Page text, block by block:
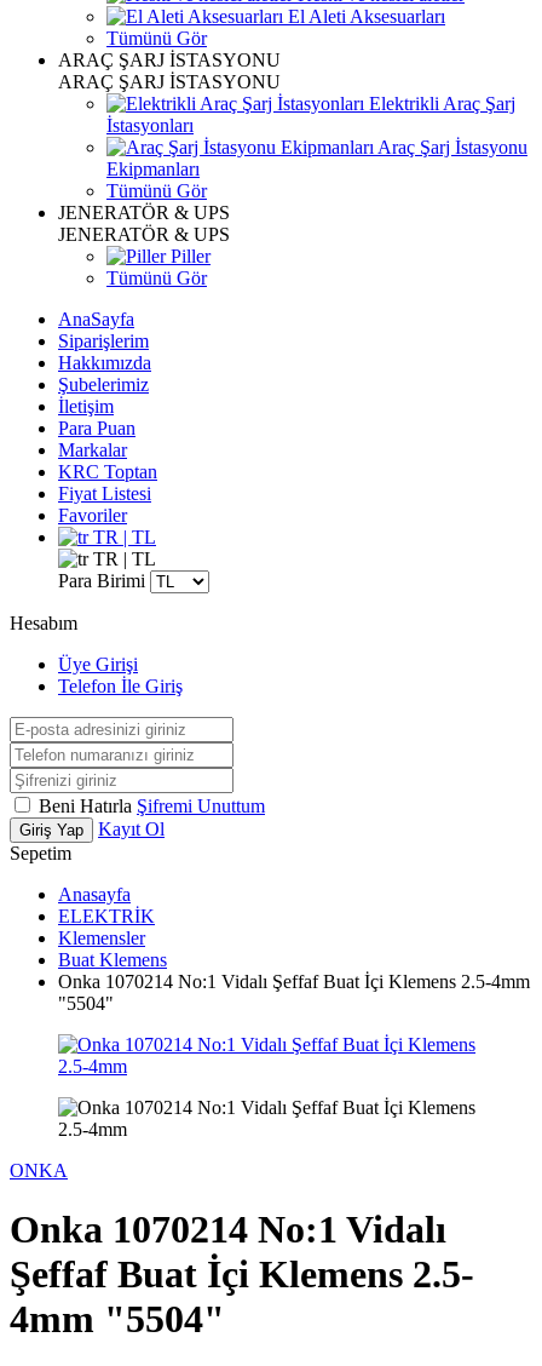
El Aleti Aksesuarları
Tümünü Gör
ARAÇ ŞARJ İSTASYONU
ARAÇ ŞARJ İSTASYONU
Elektrikli Araç Şarj
İstasyonları
Araç Şarj İstasyonu
Ekipmanları
Tümünü Gör
JENERATÖR & UPS
JENERATÖR & UPS
Piller
Tümünü Gör
AnaSayfa
Siparişlerim
Hakkımızda
Şubelerimiz
İletişim
Para Puan
Markalar
KRC Toptan
Fiyat Listesi
Favoriler
TR | TL
TR | TL
Para Birimi
Hesabım
Üye Girişi
Telefon İle Giriş
Beni Hatırla Şifremi Unuttum
Giriş Yap
Kayıt Ol
Sepetim
Anasayfa
ELEKTRİK
Klemensler
Buat Klemens
Onka 1070214 No:1 Vidalı Şeffaf Buat İçi Klemens 2.5-4mm
"5504"
ONKA
Onka 1070214 No:1 Vidalı
Şeffaf Buat İçi Klemens 2.5-
4mm "5504"